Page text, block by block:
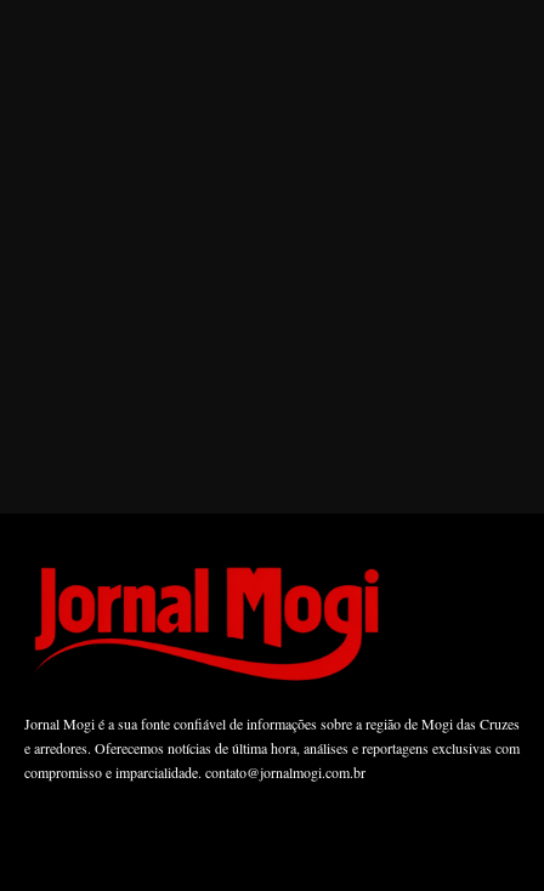
Jornal Mogi é a sua fonte confiável de informações sobre a região de Mogi das Cruzes
e arredores. Oferecemos notícias de última hora, análises e reportagens exclusivas com
compromisso e imparcialidade. contato@jornalmogi.com.br